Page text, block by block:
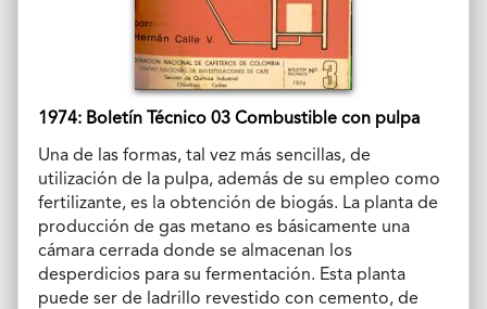
1974: Boletín Técnico 03 Combustible con pulpa
Una de las formas, tal vez más sencillas, de
utilización de la pulpa, además de su empleo como
fertilizante, es la obtención de biogás. La planta de
producción de gas metano es básicamente una
cámara cerrada donde se almacenan los
desperdicios para su fermentación. Esta planta
puede ser de ladrillo revestido con cemento, de